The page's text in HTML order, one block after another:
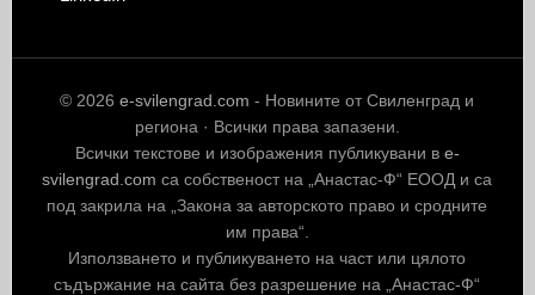
© 2026e-svilengrad.com - Новините от Свиленград и
региона · Всички права запазени.
Всички текстове и изображения публикувани в e-
svilengrad.com са собственост на „Анастас-Ф“ ЕООД и са
под закрила на „Закона за авторското право и сродните
им права“.
Използването и публикуването на част или цялото
съдържание на сайта без разрешение на „Анастас-Ф“